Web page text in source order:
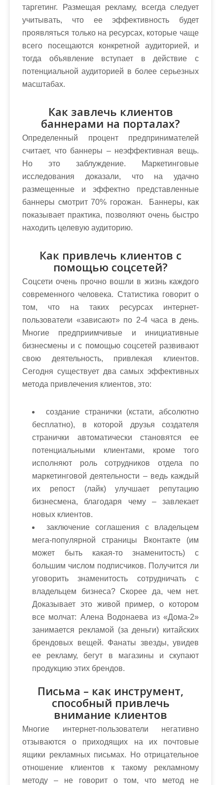
таргетинг. Размещая рекламу, всегда следует
учитывать, что ее эффективность будет
проявляться только на ресурсах, которые чаще
всего посещаются конкретной аудиторией, и
тогда объявление вступает в действие с
потенциальной аудиторией в более серьезных
масштабах.
Как завлечь клиентов
баннерами на порталах?
Определенный процент предпринимателей
считает, что баннеры – неэффективная вещь.
Но это заблуждение. Маркетинговые
исследования доказали, что на удачно
размещенные и эффектно представленные
баннеры смотрит 70% горожан. Баннеры, как
показывает практика, позволяют очень быстро
находить целевую аудиторию.
Как привлечь клиентов с
помощью соцсетей?
Соцсети очень прочно вошли в жизнь каждого
современного человека. Статистика говорит о
том, что на таких ресурсах интернет-
пользователи «зависают» по 2-4 часа в день.
Многие предприимчивые и инициативные
бизнесмены и с помощью соцсетей развивают
свою деятельность, привлекая клиентов.
Сегодня существует два самых эффективных
метода привлечения клиентов, это:
создание странички (кстати, абсолютно
бесплатно), в которой друзья создателя
странички автоматически становятся ее
потенциальными клиентами, кроме того
исполняют роль сотрудников отдела по
маркетинговой деятельности – ведь каждый
их репост (лайк) улучшает репутацию
бизнесмена, благодаря чему – завлекает
новых клиентов.
заключение соглашения с владельцем
мега-популярной страницы Вконтакте (им
может быть какая-то знаменитость) с
большим числом подписчиков. Получится ли
уговорить знаменитость сотрудничать с
владельцем бизнеса? Скорее да, чем нет.
Доказывает это живой пример, о котором
все молчат: Алена Водонаева из «Дома-2»
занимается рекламой (за деньги) китайских
брендовых вещей. Фанаты звезды, увидев
ее рекламу, бегут в магазины и скупают
продукцию этих брендов.
Письма – как инструмент,
способный привлечь
внимание клиентов
Многие интернет-пользователи негативно
отзываются о приходящих на их почтовые
ящики рекламных письмах. Но отрицательное
отношение клиентов к такому рекламному
методу – не говорит о том, что метод не